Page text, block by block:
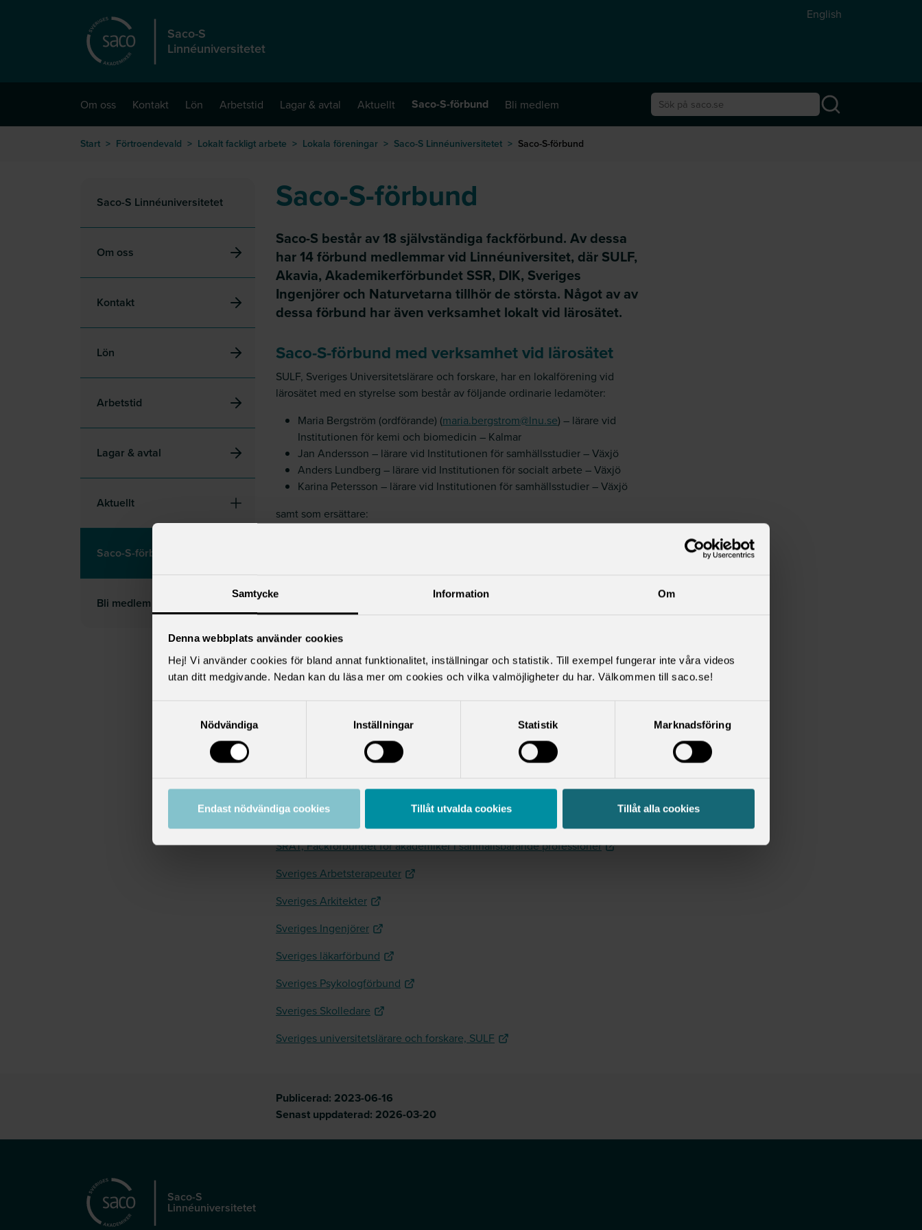
Samtycke Information Om
Denna webbplats använder cookies
Hej! Vi använder cookies för bland annat funktionalitet, inställningar och statistik. Till exempel fungerar inte våra videos
utan ditt medgivande. Nedan kan du läsa mer om cookies och vilka valmöjligheter du har. Välkommen till saco.se!
Nödvändiga
Inställningar Statistik Marknadsföring
Endast nödvändiga cookies Tillåt utvalda cookies Tillåt alla cookies
Saco-S
Linnéuniversitetet
English
Om oss Kontakt Lön Arbetstid Lagar & avtal Aktuellt Saco-S-förbund
Bli medlem
Start > Förtroendevald > Lokalt fackligt arbete > Lokala föreningar > Saco-S Linnéuniversitetet > Saco-S-förbund
Saco-S Linnéuniversitetet
Om oss
Kontakt
Lön
Arbetstid
Lagar & avtal
Aktuellt
Saco-S-förbund
Bli medlem
Saco-S-förbund
Saco-S består av 18 självständiga fackförbund. Av dessa
har 14 förbund medlemmar vid Linnéuniversitet, där SULF,
Akavia, Akademikerförbundet SSR, DIK, Sveriges
Ingenjörer och Naturvetarna tillhör de största. Något av av
dessa förbund har även verksamhet lokalt vid lärosätet.
Saco-S-förbund med verksamhet vid lärosätet
SULF, Sveriges Universitetslärare och forskare, har en lokalförening vid
lärosätet med en styrelse som består av följande ordinarie ledamöter:
Maria Bergström (ordförande) (maria.bergstrom@lnu.se) – lärare vid
Institutionen för kemi och biomedicin – Kalmar
Jan Andersson – lärare vid Institutionen för samhällsstudier – Växjö
Anders Lundberg – lärare vid Institutionen för socialt arbete – Växjö
Karina Petersson – lärare vid Institutionen för samhällsstudier – Växjö
samt som ersättare:
Saco-S-förbund med medlemmar vid lärosätet
Centrala hemsidor till de fackförbund som har medlemmar vid
Linnéuniversitetet når du via länkarna nedan:
Akademikerförbundet SSR
Naturvetarna
Sjöbefälsföreningen
SRAT, Fackförbundet för akademiker i samhällsbärande professioner
Sveriges Arbetsterapeuter
Sveriges Arkitekter
Sveriges Ingenjörer
Sveriges läkarförbund
Sveriges Psykologförbund
Sveriges Skolledare
Sveriges universitetslärare och forskare, SULF
Publicerad: 2023-06-16
Senast uppdaterad: 2026-03-20
Saco-S
Linnéuniversitetet